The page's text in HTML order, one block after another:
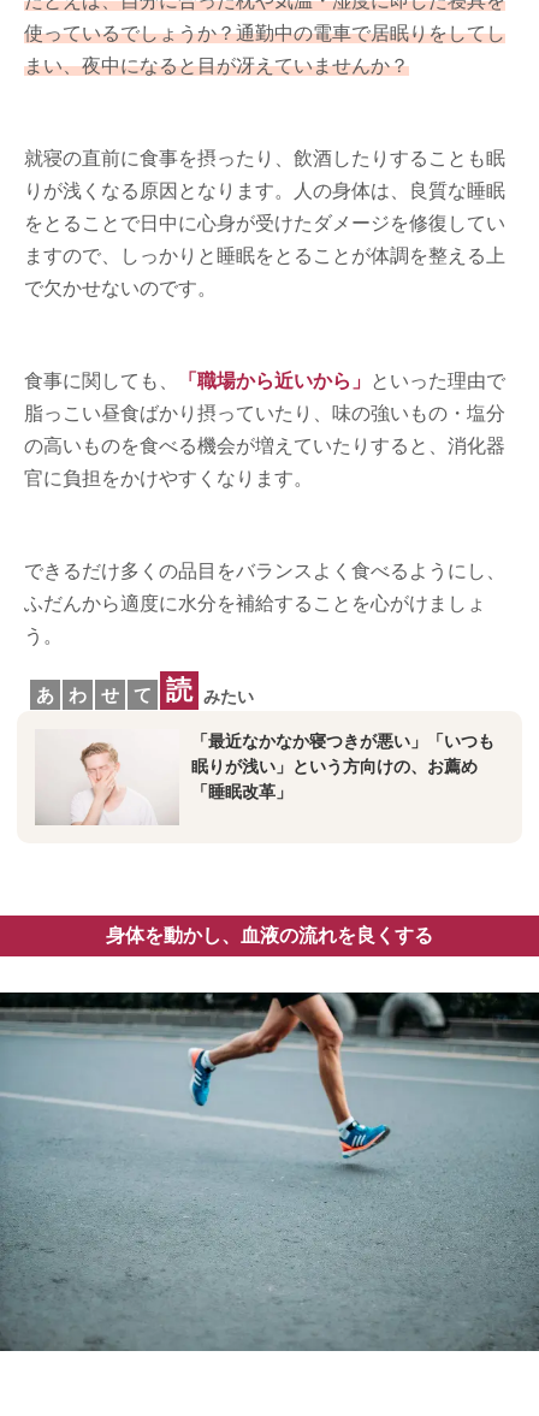
使っているでしょうか？通勤中の電車で居眠りをしてし
まい、夜中になると目が冴えていませんか？
就寝の直前に食事を摂ったり、飲酒したりすることも眠
りが浅くなる原因となります。人の身体は、良質な睡眠
をとることで日中に心身が受けたダメージを修復してい
ますので、しっかりと睡眠をとることが体調を整える上
で欠かせないのです。
食事に関しても、 「職場から近いから」 といった理由で
脂っこい昼食ばかり摂っていたり、味の強いもの・塩分
の高いものを食べる機会が増えていたりすると、消化器
官に負担をかけやすくなります。
できるだけ多くの品目をバランスよく食べるようにし、
ふだんから適度に水分を補給することを心がけましょ
う。
あ わ せ て 読 みたい
「最近なかなか寝つきが悪い」「いつも
眠りが浅い」という方向けの、お薦め
「睡眠改革」
身体を動かし、血液の流れを良くする